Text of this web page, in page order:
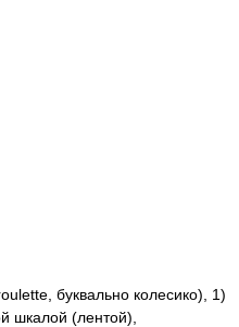
буквально колесико), 1)
шкалой (лентой),